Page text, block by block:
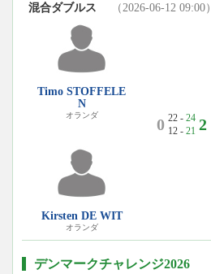
混合ダブルス （2026-06-12 09:00）
Timo STOFFELE
N
オランダ
Kirsten DE WIT
オランダ
0 22 - 24
12 - 21 2
デンマークチャレンジ2026